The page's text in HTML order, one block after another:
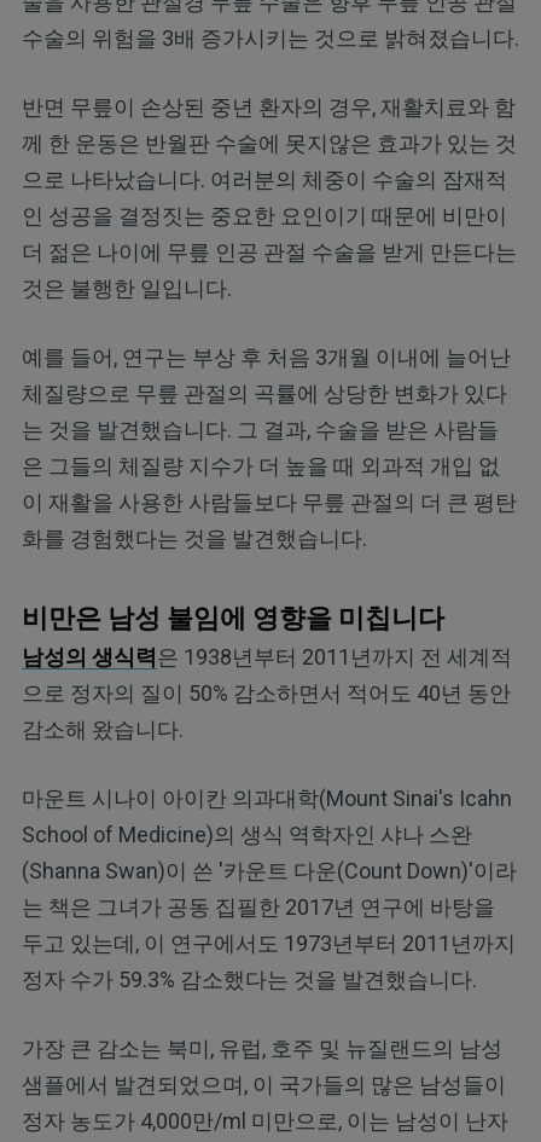
수술의 위험을 3배 증가시키는 것으로 밝혀졌습니다.
반면 무릎이 손상된 중년 환자의 경우, 재활치료와 함
께 한 운동은 반월판 수술에 못지않은 효과가 있는 것
으로 나타났습니다. 여러분의 체중이 수술의 잠재적
인 성공을 결정짓는 중요한 요인이기 때문에 비만이
더 젊은 나이에 무릎 인공 관절 수술을 받게 만든다는
것은 불행한 일입니다.
예를 들어, 연구는 부상 후 처음 3개월 이내에 늘어난
체질량으로 무릎 관절의 곡률에 상당한 변화가 있다
는 것을 발견했습니다. 그 결과, 수술을 받은 사람들
은 그들의 체질량 지수가 더 높을 때 외과적 개입 없
이 재활을 사용한 사람들보다 무릎 관절의 더 큰 평탄
화를 경험했다는 것을 발견했습니다.
비만은 남성 불임에 영향을 미칩니다
남성의 생식력은 1938년부터 2011년까지 전 세계적
으로 정자의 질이 50% 감소하면서 적어도 40년 동안
감소해 왔습니다.
마운트 시나이 아이칸 의과대학(Mount Sinai's Icahn
School of Medicine)의 생식 역학자인 샤나 스완
(Shanna Swan)이 쓴 '카운트 다운(Count Down)'이라
는 책은 그녀가 공동 집필한 2017년 연구에 바탕을
두고 있는데, 이 연구에서도 1973년부터 2011년까지
정자 수가 59.3% 감소했다는 것을 발견했습니다.
가장 큰 감소는 북미, 유럽, 호주 및 뉴질랜드의 남성
샘플에서 발견되었으며, 이 국가들의 많은 남성들이
정자 농도가 4,000만/ml 미만으로, 이는 남성이 난자